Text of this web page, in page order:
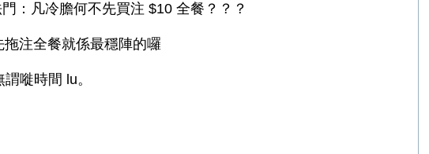
：凡冷膽何不先買注 $10 全餐？？？
注全餐就係最穩陣的囉
嘥時間 lu。